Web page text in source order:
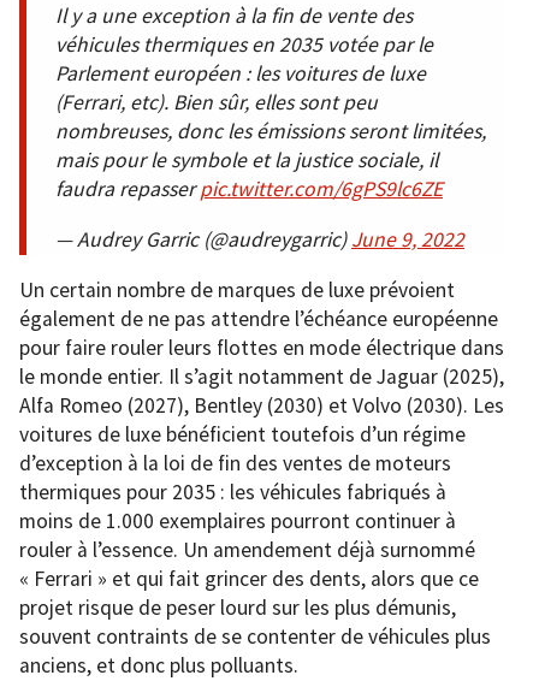
Il y a une exception à la fin de vente des
véhicules thermiques en 2035 votée par le
Parlement européen : les voitures de luxe
(Ferrari, etc). Bien sûr, elles sont peu
nombreuses, donc les émissions seront limitées,
mais pour le symbole et la justice sociale, il
faudra repasserpic.twitter.com/6gPS9lc6ZE
— Audrey Garric (@audreygarric)June 9, 2022
Un certain nombre de marques de luxe prévoient
également de ne pas attendre l’échéance européenne
pour faire rouler leurs flottes en mode électrique dans
le monde entier. Il s’agit notamment de Jaguar (2025),
Alfa Romeo (2027), Bentley (2030) et Volvo (2030). Les
voitures de luxe bénéficient toutefois d’un régime
d’exception à la loi de fin des ventes de moteurs
thermiques pour 2035 : les véhicules fabriqués à
moins de 1.000 exemplaires pourront continuer à
rouler à l’essence. Un amendement déjà surnommé
« Ferrari » et qui fait grincer des dents, alors que ce
projet risque de peser lourd sur les plus démunis,
souvent contraints de se contenter de véhicules plus
anciens, et donc plus polluants.